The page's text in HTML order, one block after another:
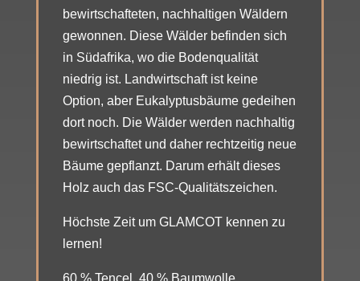
bewirtschafteten, nachhaltigen Wäldern
gewonnen. Diese Wälder befinden sich
in Südafrika, wo die Bodenqualität
niedrig ist. Landwirtschaft ist keine
Option, aber Eukalyptusbäume gedeihen
dort noch. Die Wälder werden nachhaltig
bewirtschaftet und daher rechtzeitig neue
Bäume gepflanzt. Darum erhält dieses
Holz auch das FSC-Qualitätszeichen.
Höchste Zeit um GLAMCOT kennen zu
lernen!
60 % Tencel, 40 % Baumwolle